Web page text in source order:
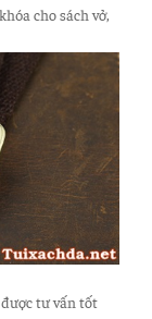
cho sách vở,
tư vấn tốt